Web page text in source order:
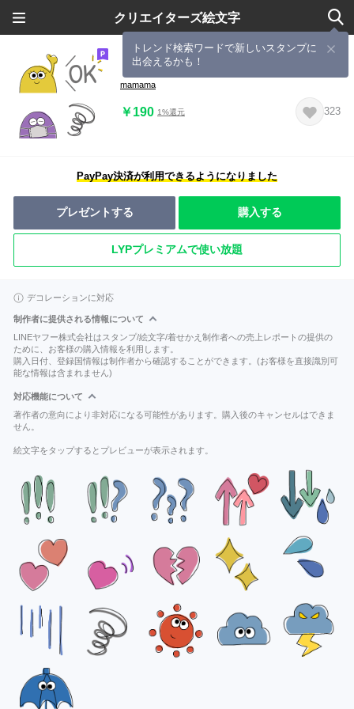
クリエイターズ絵文字
トレンド検索ワードで新しいスタンプに
出会えるかも！
くすみカラー毎日使える絵文字
mamama
￥190 1%還元 323
PayPay決済が利用できるようになりました
プレゼントする 購入する
LYPプレミアムで使い放題
デコレーションに対応
制作者に提供される情報について
LINEヤフー株式会社はスタンプ/絵文字/着せかえ制作者への売上レポートの提供の
ために、お客様の購入情報を利用します。
購入日付、登録国情報は制作者から確認することができます。(お客様を直接識別可
能な情報は含まれません)
対応機能について
著作者の意向により非対応になる可能性があります。購入後のキャンセルはできま
せん。
絵文字をタップするとプレビューが表示されます。